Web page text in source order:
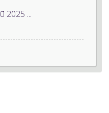
2025 ...